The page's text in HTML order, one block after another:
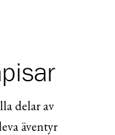
delar av
äventyr